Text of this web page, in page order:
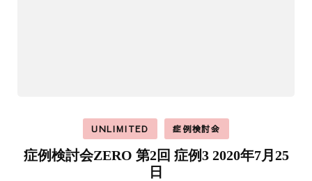
UNLIMITED 症例検討会
症例検討会ZERO 第2回 症例3 2020年7月25
日